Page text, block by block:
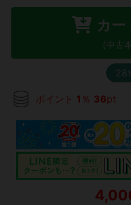
カー
(中古
28
ポイント 1 ％ 36pt